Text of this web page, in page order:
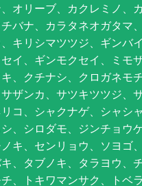
オリーブ、カクレミノ、
バナ、カラタネオガタマ
キリシマツツジ、ギンバ
イ、ギンモクセイ、ミモ
、クチナシ、クロガネモ
ザンカ、サツキツツジ、
コ、シャクナゲ、シャシ
、シロダモ、ジンチョウ
キ、センリョウ、ソヨゴ
、タブノキ、タラヨウ、
、トキワマンサク、トベ